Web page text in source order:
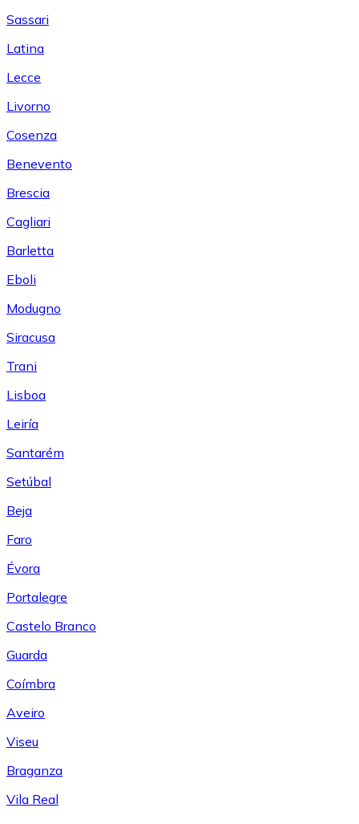
Sassari
Latina
Lecce
Livorno
Cosenza
Benevento
Brescia
Cagliari
Barletta
Eboli
Modugno
Siracusa
Trani
Lisboa
Leiría
Santarém
Setúbal
Beja
Faro
Évora
Portalegre
Castelo Branco
Guarda
Coímbra
Aveiro
Viseu
Braganza
Vila Real